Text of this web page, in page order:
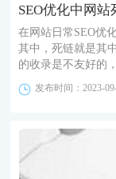
SEO优化中网
在网站日常SEO优
其中，死链就是其
的收录是不友好的
发布时间：2023-